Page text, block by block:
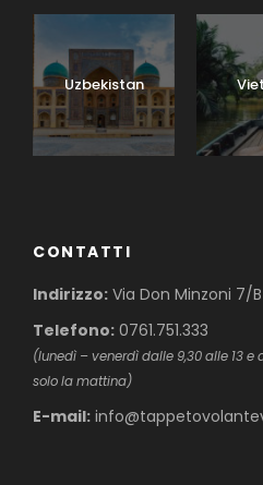
Uzbekistan
CONTATTI
Indirizzo: Via Don Minzoni 7/
Telefono: 0761.751.333
(lunedì – venerdì dalle 9,30 alle 13 e
solo la mattina)
E-mail: